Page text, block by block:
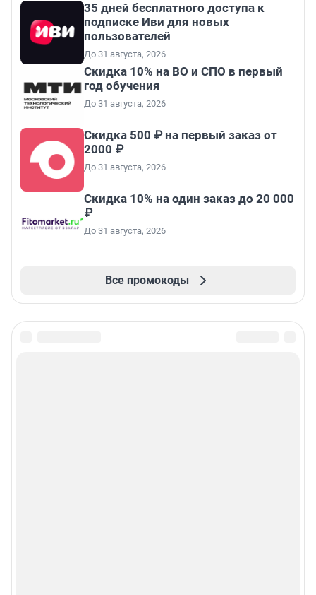
35 дней бесплатного доступа к
подписке Иви для новых
пользователей
До 31 августа, 2026
Скидка 10% на ВО и СПО в первый
год обучения
До 31 августа, 2026
Скидка 500 ₽ на первый заказ от
2000 ₽
До 31 августа, 2026
Скидка 10% на один заказ до 20 000
₽
До 31 августа, 2026
Все промокоды